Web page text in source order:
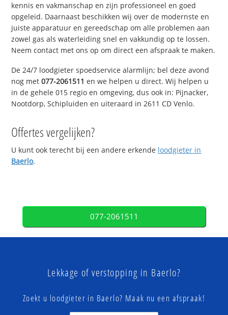
kennis en vakmanschap en zijn professioneel en goed
opgeleid. Daarnaast beschikken wij over de modernste en
juiste apparatuur en gereedschap om alle problemen aan
zowel gas als waterleiding snel en vakkundig op te lossen.
Neem contact met ons op om direct een afspraak te maken.
De 24/7 loodgieter spoedservice alarmlijn; bel deze avond
nog met077-2061511 en we helpen u direct. Wij helpen u
in de gehele 015 regio en omgeving, dus ook in: Pijnacker,
Nootdorp, Schipluiden en uiteraard in 2611 CD Venlo.
Offertes vergelijken?
U kunt ook terecht bij een andere erkende loodgieter in
Baerlo.
077-2061511
Lekkage of verstopping in Baerlo?
Zoekt u loodgieter in Baerlo? Maak nu een afspraak!